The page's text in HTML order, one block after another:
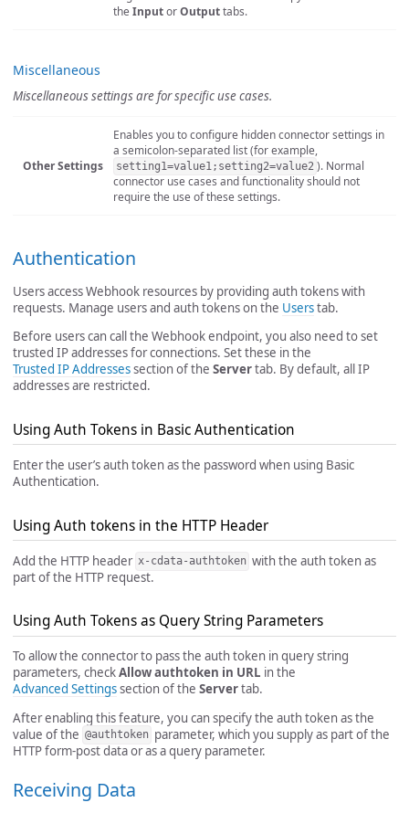
the InputorOutputtabs.
Miscellaneous
Miscellaneous settings are for specific use cases.
Other Settings
Enables you to configure hidden connector settings in
a semicolon-separated list (for example,
setting1=value1;setting2=value2 ). Normal
connector use cases and functionality should not
require the use of these settings.
Authentication
Users access Webhook resources by providing auth tokens with
requests. Manage users and auth tokens on the Userstab.
Before users can call the Webhook endpoint, you also need to set
trusted IP addresses for connections. Set these in the
Trusted IP Addressessection of the Servertab. By default, all IP
addresses are restricted.
Using Auth Tokens in Basic Authentication
Enter the user’s auth token as the password when using Basic
Authentication.
Using Auth tokens in the HTTP Header
Add the HTTP header x-cdata-authtoken with the auth token as
part of the HTTP request.
Using Auth Tokens as Query String Parameters
To allow the connector to pass the auth token in query string
parameters, checkAllow authtoken in URL in the
Advanced Settingssection of the Servertab.
After enabling this feature, you can specify the auth token as the
value of the @authtoken parameter, which you supply as part of the
HTTP form-post data or as a query parameter.
Receiving Data